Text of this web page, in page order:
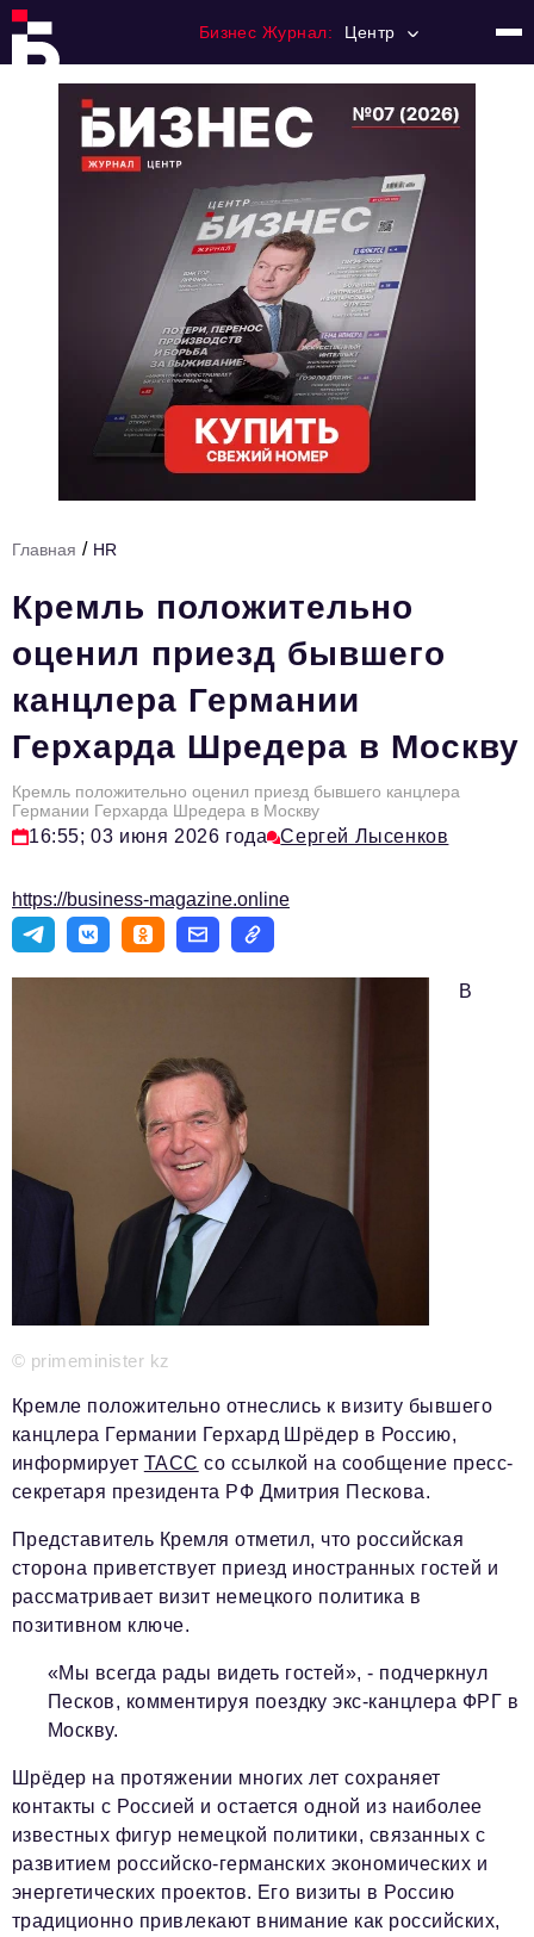
Бизнес Журнал: Центр
Регулирование
Премия "Тульский Бизнес"
История тульского предпринимательства
Тема номера
HR
Персона номера
Инфраструктура развития
Технологии и тренды
Туризм
Мероприятия
Телефон редакции:+7 495 727-01-67
Электронные почты редакции:
Информационный отдел
info@business-magazine.online
Отдел рекламы
reklama@business-magazine.online
Отдел распространения/редакционная подписка
podpiska@business-magazine.online
partner@business-magazine.online
Главная / HR
Кремль положительно
оценил приезд бывшего
канцлера Германии
Герхарда Шредера в Москву
Кремль положительно оценил приезд бывшего канцлера
Германии Герхарда Шредера в Москву
16:55; 03 июня 2026 года Сергей Лысенков
https://business-magazine.online
© primeminister kz
В
Кремле положительно отнеслись к визиту бывшего
канцлера Германии Герхард Шрёдер в Россию,
информирует ТАСС со ссылкой на сообщение пресс-
секретаря президента РФ Дмитрия Пескова.
Представитель Кремля отметил, что российская
сторона приветствует приезд иностранных гостей и
рассматривает визит немецкого политика в
позитивном ключе.
«Мы всегда рады видеть гостей», - подчеркнул
Песков, комментируя поездку экс-канцлера ФРГ в
Москву.
Шрёдер на протяжении многих лет сохраняет
контакты с Россией и остается одной из наиболее
известных фигур немецкой политики, связанных с
развитием российско-германских экономических и
энергетических проектов. Его визиты в Россию
традиционно привлекают внимание как российских,